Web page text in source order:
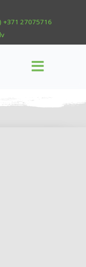
+371 27075716